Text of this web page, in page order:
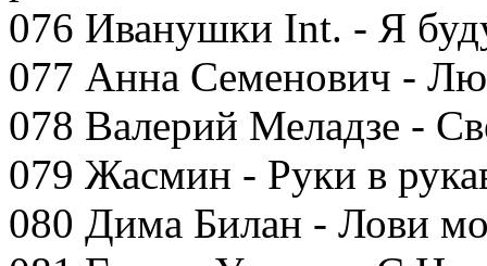
076 Иванушки Int. - Я
077 Анна Семенович -
078 Валерий Меладзе -
079 Жасмин - Руки в
080 Дима Билан - Лови